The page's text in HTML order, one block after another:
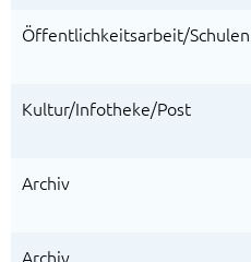
Öffentlichkeitsarbeit/Schulen
Kultur/Infotheke/Post
Archiv
Archiv